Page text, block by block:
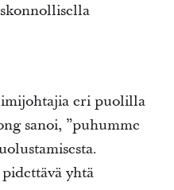
eri puolilla
sanoi, ”puhumme
yhtä